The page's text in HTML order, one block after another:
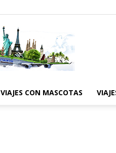
VIAJES CON MASCOTAS